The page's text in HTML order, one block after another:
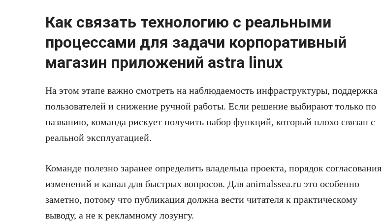
Как связать технологию с реальными
процессами для задачи корпоративный
магазин приложений astra linux
На этом этапе важно смотреть на наблюдаемость инфраструктуры, поддержка
пользователей и снижение ручной работы. Если решение выбирают только по
названию, команда рискует получить набор функций, который плохо связан с
реальной эксплуатацией.
Команде полезно заранее определить владельца проекта, порядок согласования
изменений и канал для быстрых вопросов. Для animalssea.ru это особенно
заметно, потому что публикация должна вести читателя к практическому
выводу, а не к рекламному лозунгу.